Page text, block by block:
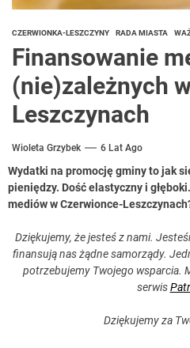
CZERWIONKA-LESZCZYNY RADA MIASTA
Finansowanie
(nie)zależnych
Leszczynach
Wioleta Grzybek 6 Lat Ago
Wydatki na promocję gminy to jak
pieniędzy. Dość elastyczny i
mediów w Czerwionce-
Dziękujemy, że jesteś z nami.
finansują nas żądne samorządy.
potrzebujemy Twojego wsparcia.
serwis
Dziękujemy za